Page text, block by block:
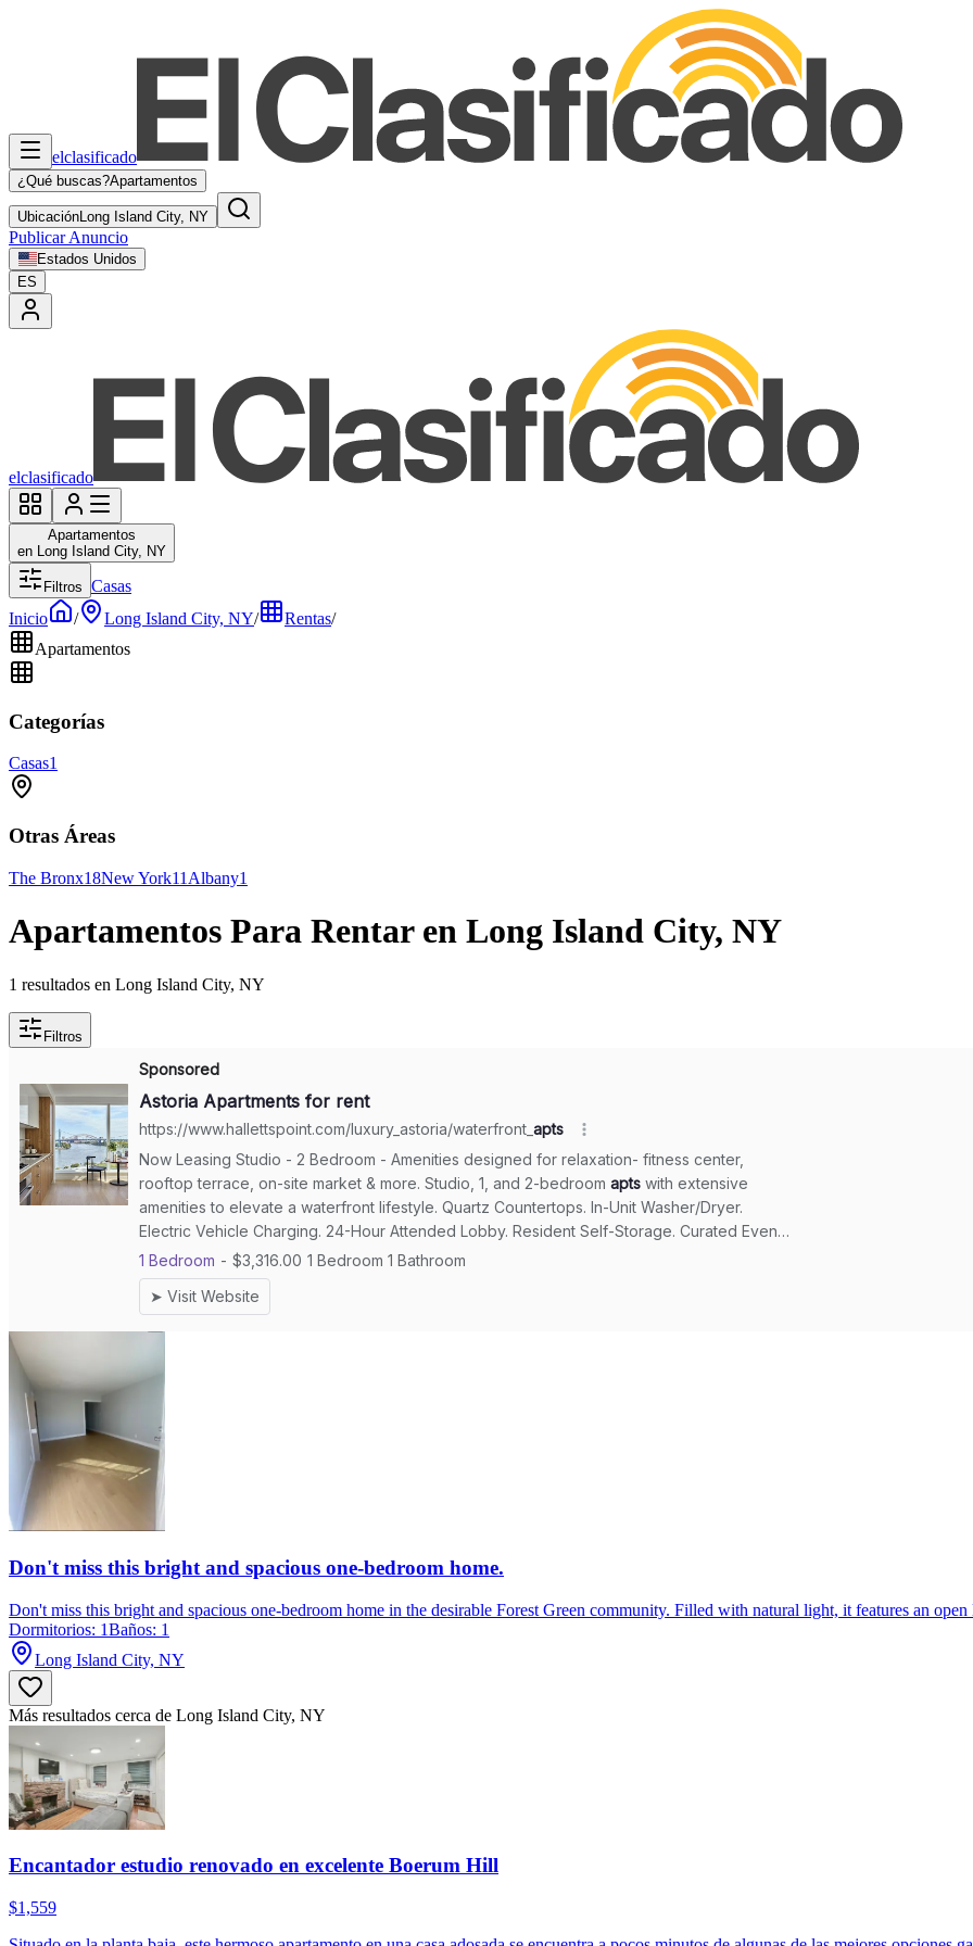
elclasificado
¿Qué buscas?Apartamentos
UbicaciónLong Island City, NY
Publicar Anuncio
Estados Unidos
ES
elclasificado
Apartamentos
en Long Island City, NY
Filtros Casas
Inicio
/ Long Island City, NY/ Rentas/
Apartamentos
Categorías
Casas1
Otras Áreas
The Bronx18New York11 Albany1
Apartamentos Para Rentar en Long Island City, NY
1 resultados en Long Island City, NY
Filtros
Don't miss this bright and spacious one-bedroom home.
Don't miss this bright and spacious one-bedroom home in the desirable Forest Green community. Filled with natural light, it features an
Dormitorios: 1Baños: 1
Long Island City, NY
Más resultados cerca de Long Island City, NY
Encantador estudio renovado en excelente Boerum Hill
$1,559